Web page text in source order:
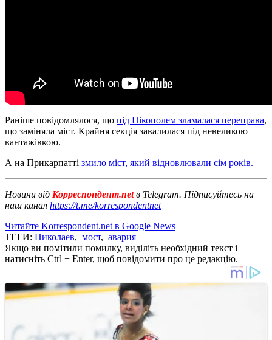
Раніше повідомлялося, що під Нікополем зламалася переправа,
що заміняла міст. Крайня секція завалилася під невеликою
вантажівкою.
А на Прикарпатті змило міст, який відновлювали сім років.
Новини від Корреспондент.netв Telegram. Підписуйтесь на
наш канал https://t.me/korrespondentnet
Читайте Korrespondent.net в Google News
ТЕГИ: Николаев, мост, авария
Якщо ви помітили помилку, виділіть необхідний текст і
натисніть Ctrl + Enter, щоб повідомити про це редакцію.